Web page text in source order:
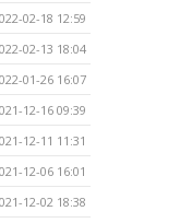
02-18 12:59
02-13 18:04
01-26 16:07
12-16 09:39
12-11 11:31
12-06 16:01
12-02 18:38